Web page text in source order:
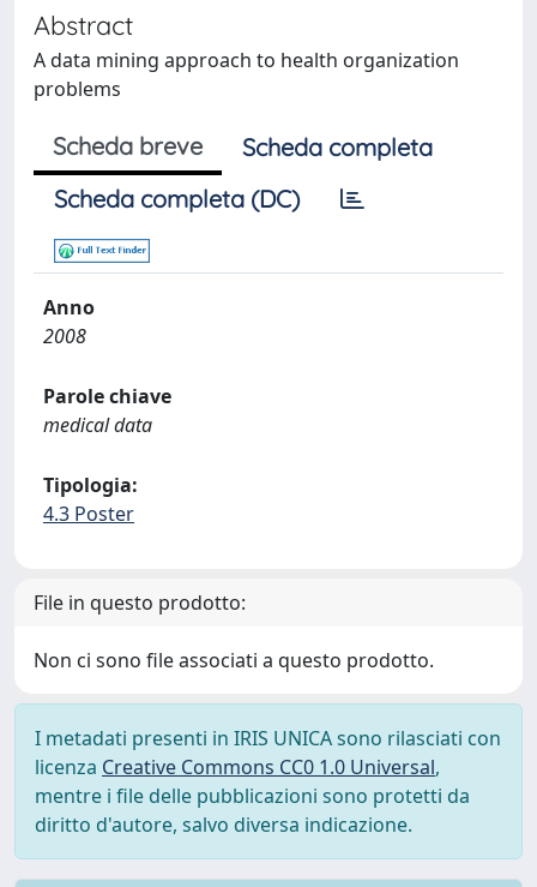
Abstract
A data mining approach to health organization
problems
Scheda breve
Scheda completa
Scheda completa (DC)
Anno
2008
Parole chiave
medical data
Tipologia:
4.3 Poster
File in questo prodotto:
Non ci sono file associati a questo prodotto.
I metadati presenti in IRIS UNICA sono rilasciati con
licenza Creative Commons CC0 1.0 Universal,
mentre i file delle pubblicazioni sono protetti da
diritto d'autore, salvo diversa indicazione.